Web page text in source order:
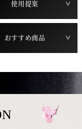
使用提案
おすすめ商品